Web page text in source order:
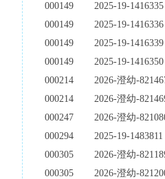
000149
2025-19-1416335
000149
2025-19-1416336
000149
2025-19-1416339
000149
2025-19-1416350
000214
2026-澄幼-
000214
2026-澄幼-
000247
2026-澄幼-
000294
2025-19-1483811
000305
2026-澄幼-
000305
2026-澄幼-